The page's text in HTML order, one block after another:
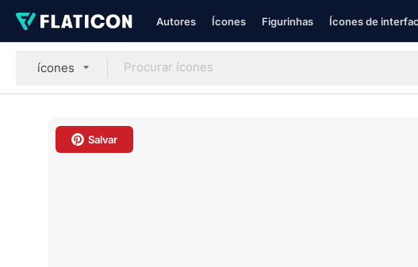
Autores Ícones Figurinhas Ícones de
ícones
Salvar